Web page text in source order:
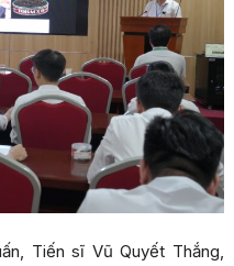
Tiến sĩ Vũ Quyết Thắng,